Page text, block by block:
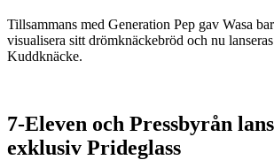
Tillsammans med Generation Pep gav Wasa
visualisera sitt drömknäckebröd och nu
Kuddknäcke.
7-Eleven och Pressbyrån
exklusiv Prideglass